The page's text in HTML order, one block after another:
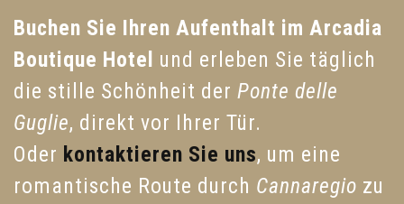
Buchen Sie Ihren Aufenthalt im Arcadia
Boutique Hotel und erleben Sie täglich
die stille Schönheit der Ponte delle
Guglie, direkt vor Ihrer Tür.
Oder kontaktieren Sie uns, um eine
romantische Route durch Cannaregio zu